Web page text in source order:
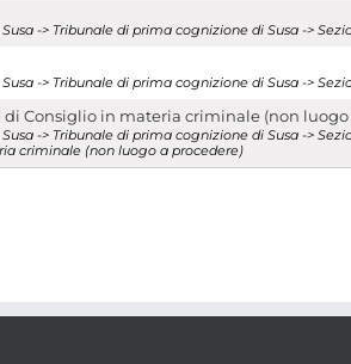
-> Tribunale di prima cognizione di Susa ->
-> Tribunale di prima cognizione di Susa ->
Consiglio in materia criminale (non luogo
-> Tribunale di prima cognizione di Susa ->
criminale (non luogo a procedere)